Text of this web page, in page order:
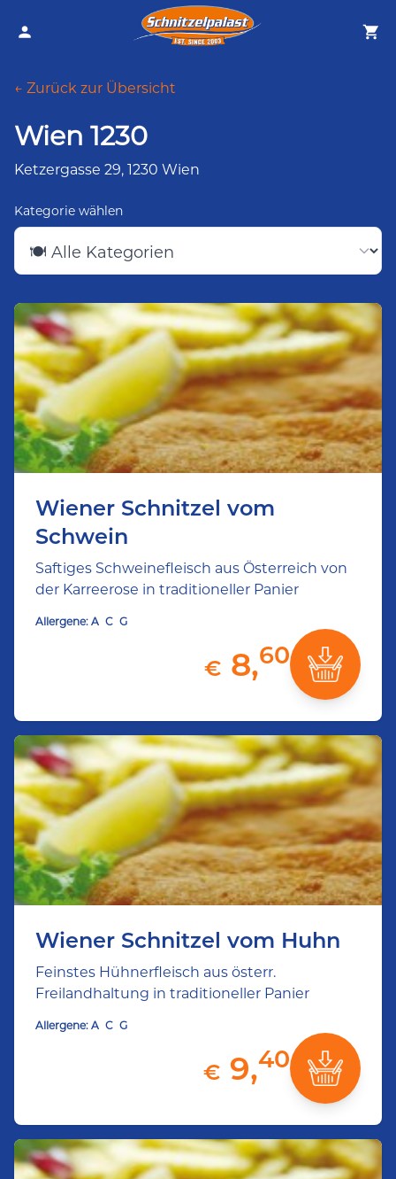
← Zurück zur Übersicht
Wien 1230
Ketzergasse 29, 1230 Wien
Kategorie wählen
Wiener Schnitzel vom
Schwein
Saftiges Schweinefleisch aus Österreich von
der Karreerose in traditioneller Panier
Allergene: A C G
€ 8,60
Wiener Schnitzel vom Huhn
Feinstes Hühnerfleisch aus österr.
Freilandhaltung in traditioneller Panier
Allergene: A C G
€ 9,40